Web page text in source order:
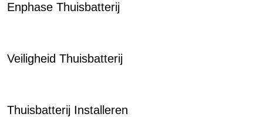
Enphase Thuisbatterij
Veiligheid Thuisbatterij
Thuisbatterij Installeren